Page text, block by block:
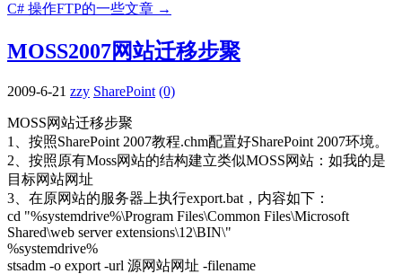
C# 操作FTP的一些文章 →
MOSS2007网站迁移步聚
2009-6-21 zzy SharePoint (0)
MOSS网站迁移步聚
1、按照SharePoint 2007教程.chm配置好SharePoint 2007环境。
2、按照原有Moss网站的结构建立类似MOSS网站：如我的是
目标网站网址
3、在原网站的服务器上执行export.bat，内容如下：
cd "%systemdrive%\Program Files\Common Files\Microsoft
Shared\web server extensions\12\BIN\"
%systemdrive%
stsadm -o export -url 源网站网址 -filename